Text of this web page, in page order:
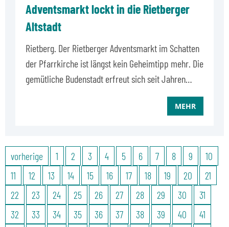
Adventsmarkt lockt in die Rietberger
Altstadt
Rietberg. Der Rietberger Adventsmarkt im Schatten
der Pfarrkirche ist längst kein Geheimtipp mehr. Die
gemütliche Budenstadt erfreut sich seit Jahren…
MEHR
vorherige 1 2 3 4 5 6 7 8 9
10
11
12 13 14 15 16 17 18 19 20
21
22
23 24 25 26 27 28 29 30
31
32
33 34 35 36 37 38 39 40
41